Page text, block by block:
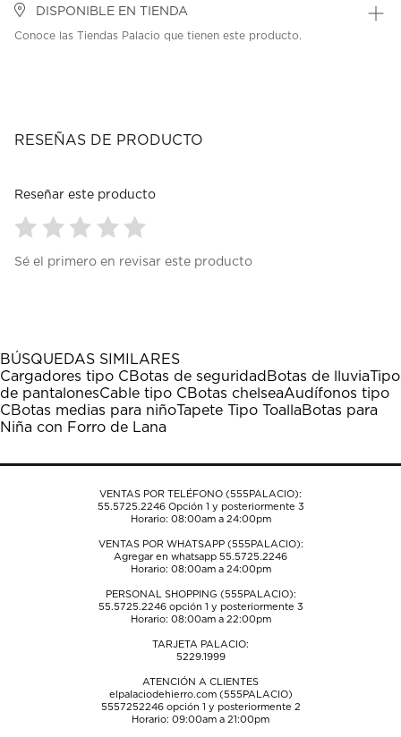
DISPONIBLE EN TIENDA
Conoce las Tiendas Palacio que tienen este producto.
RESEÑAS DE PRODUCTO
Reseñar este producto
para
1
estrella
Esta
acción
abrirá
el
de
para
estrellas.
Esta
acción
abrirá
el
de
para
estrellas.
Esta
acción
abrirá
el
de
para
estrellas.
Esta
acción
abrirá
el
de
para
estrellas.
Esta
acción
abrirá
el
de
Sé el primero en revisar este producto
BÚSQUEDAS SIMILARES
Cargadores tipo CBotas de seguridad Botas de lluviaTipo
de pantalonesCable tipo CBotas chelseaAudífonos tipo
CBotas medias para niñoTapete Tipo ToallaBotas para
Niña con Forro de Lana
VENTAS POR TELÉFONO (555PALACIO):
55.5725.2246Opción 1 y posteriormente 3
Horario: 08:00am a 24:00pm
VENTAS POR WHATSAPP (555PALACIO):
Agregar en whatsapp 55.5725.2246
Horario: 08:00am a 24:00pm
PERSONAL SHOPPING (555PALACIO):
55.5725.2246opción 1 y posteriormente 3
Horario: 08:00am a 22:00pm
TARJETA PALACIO:
5229.1999
ATENCIÓN A CLIENTES
elpalaciodehierro.com (555PALACIO)
5557252246opción 1 y posteriormente 2
Horario: 09:00am a 21:00pm